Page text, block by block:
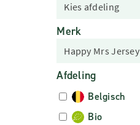
Kies afdeling
Merk
Happy Mrs Jersey
Afdeling
Belgisch
Bio